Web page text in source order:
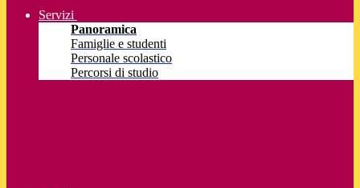
Servizi
Panoramica
Famiglie e studenti
Personale scolastico
Percorsi di studio